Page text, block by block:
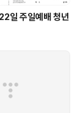
일 주일예배 청년